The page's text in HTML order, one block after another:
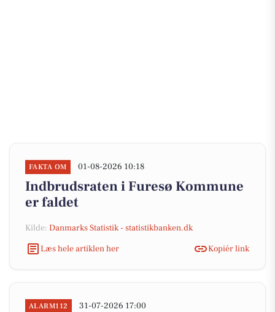
FAKTA OM 01-08-2026 10:18
Indbrudsraten i Furesø Kommune
er faldet
Kilde: Danmarks Statistik - statistikbanken.dk
Læs hele artiklen her
Kopiér link
ALARM112 31-07-2026 17:00